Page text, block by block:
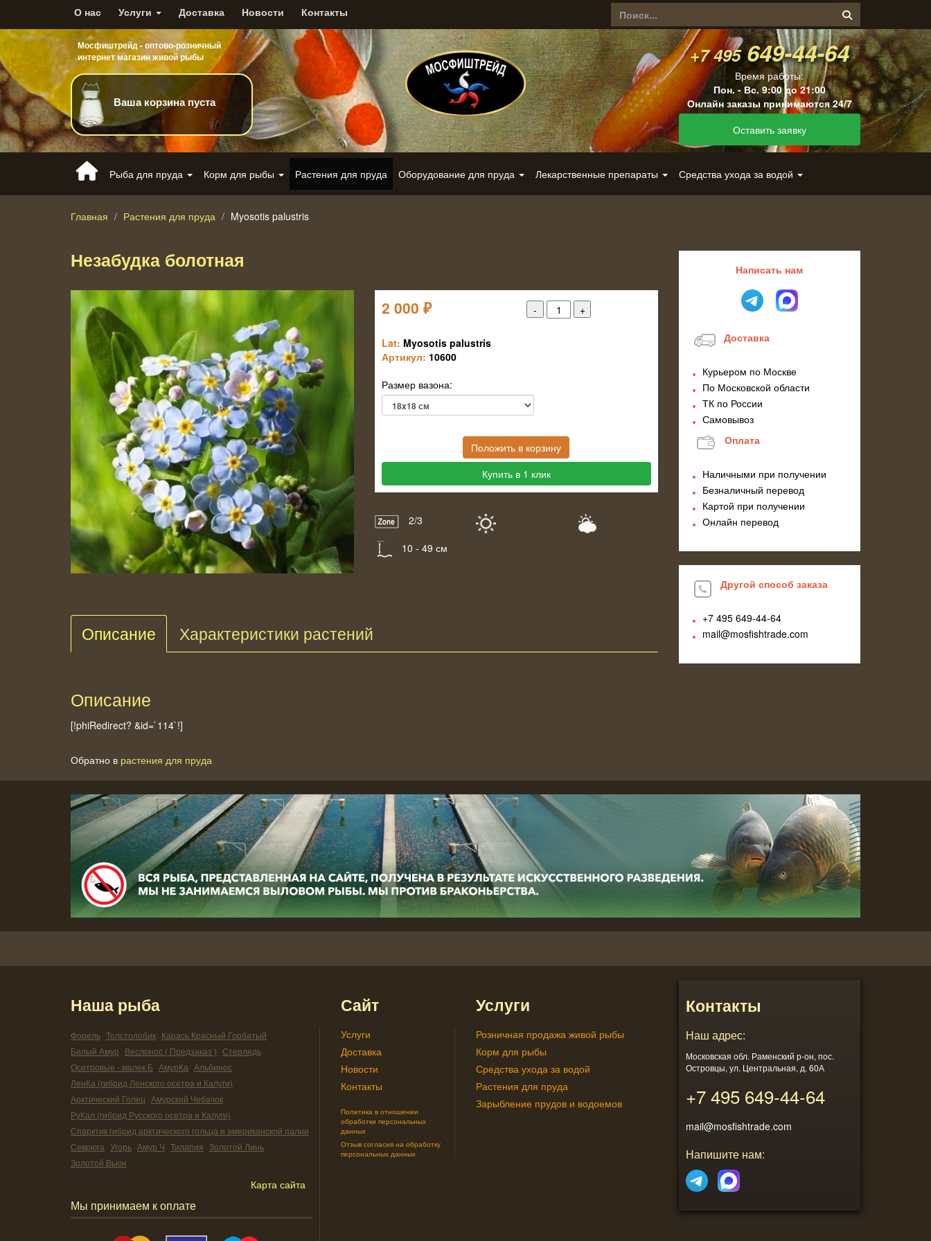
О нас Услуги Доставка Новости Контакты
Мосфиштрейд - оптово-розничный
интернет магазин живой рыбы
Ваша корзина пуста
+7 495649-44-64
Время работы:
Пон. - Вс. 9:00 до 21:00
Онлайн заказы принимаются 24/7
Оставить заявку
Рыба для пруда Корм для рыбы Растения для пруда Оборудование для пруда Лекарственные препараты Средства ухода за водой
Главная Растения для пруда Myosotis palustris
Незабудка болотная
2 000 ₽
Lat: Myosotis palustris
Артикул: 10600
Размер вазона:
Положить в корзину
Купить в 1 клик
2/3
10 - 49 см
Описание Характеристики растений
Описание
[!phiRedirect? &id=`114`!]
Обратно в растения для пруда
Написать нам
Доставка
Курьером по Москве
По Московской области
ТК по России
Самовывоз
Оплата
Наличными при получении
Безналичный перевод
Картой при получении
Онлайн перевод
Другой способ заказа
+7 495649-44-64
mail@mosfishtrade.com
Наша рыба
Форель Толстолобик Карась Красный Горбатый
Белый Амур Веслонос ( Предзаказ ) Стерлядь
Осетровые - малек Б АмурКа Альбинос
ЛенКа (гибрид Ленского осетра и Калуги)
Арктический Голец Амурский Чебачок
РуКал (гибрид Русского осетра и Калуги)
Спарктик гибрид арктического гольца и американской палии
Севрюга Угорь Амур Ч Тилапия Золотой Линь
Золотой Вьюн
Карта сайта
Мы принимаем к оплате
Сайт
Услуги
Доставка
Новости
Контакты
Политика в отношении
обработки персональных
данных
Отзыв согласия на обработку
персональных данных
Услуги
Розничная продажа живой рыбы
Корм для рыбы
Средства ухода за водой
Растения для пруда
Зарыбление прудов и водоемов
Контакты
Наш адрес:
Московская обл. Раменский р-он, пос.
Островцы, ул. Центральная, д. 60А
+7 495649-44-64
mail@mosfishtrade.com
Напишите нам: